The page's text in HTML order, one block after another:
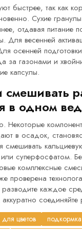
быстрее, так как
Сухие
отдавая питание
Для весенней
осенней
за газонами и
капсулы.
в одном
Некоторые
в осадок,
смешивать
суперфосфатом.
комплексные
проверена
каждое
соединяйте
цветов